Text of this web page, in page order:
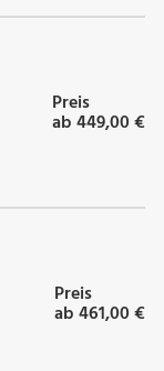
Preis
ab 449,00 €
Preis
ab 461,00 €